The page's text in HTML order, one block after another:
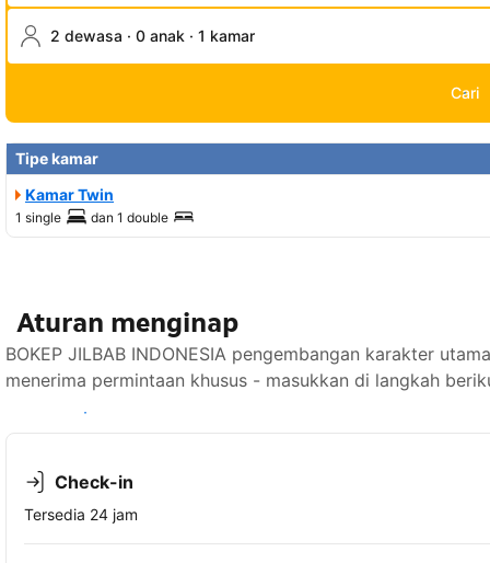
2 dewasa · 0 anak · 1 kamar
Cari
Tipe kamar
Kamar Twin
1 single dan 1 double
Aturan menginap
BOKEP JILBAB INDONESIA pengembangan karakter
menerima permintaan khusus - masukkan di langkah
Lihat ketersediaan
Check-in
Tersedia 24 jam